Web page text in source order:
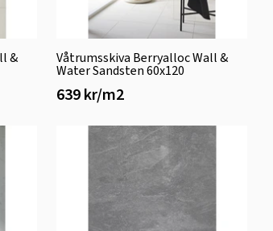
& Våtrumsskiva Berryalloc Wall &
Water Sandsten 60x120
639 kr/m2